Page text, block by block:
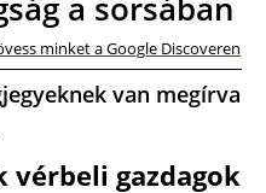
minket a Google Discoveren
van megírva
vérbeli gazdagok